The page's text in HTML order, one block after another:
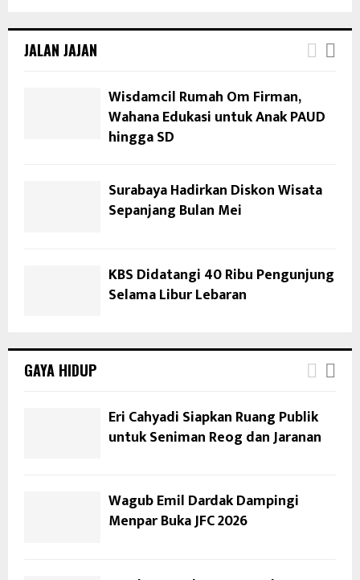
JALAN JAJAN
Wisdamcil Rumah Om Firman,
Wahana Edukasi untuk Anak PAUD
hingga SD
Surabaya Hadirkan Diskon Wisata
Sepanjang Bulan Mei
KBS Didatangi 40 Ribu Pengunjung
Selama Libur Lebaran
GAYA HIDUP
Eri Cahyadi Siapkan Ruang Publik
untuk Seniman Reog dan Jaranan
Wagub Emil Dardak Dampingi
Menpar Buka JFC 2026